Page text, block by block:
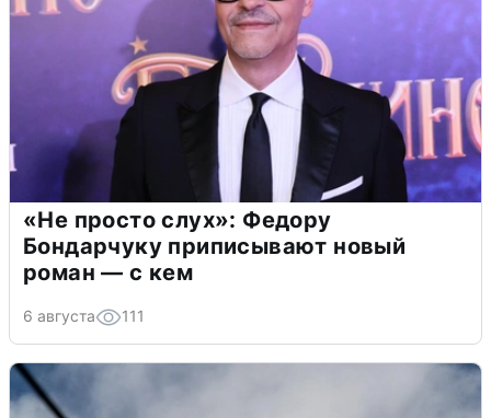
«Не просто слух»: Федору
Бондарчуку приписывают новый
роман — с кем
6 августа 111